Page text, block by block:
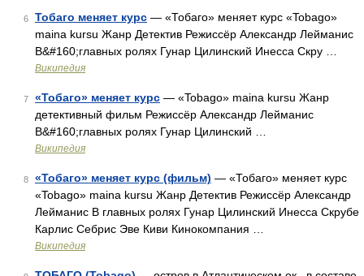
6 Тобаго меняет курс — «Тобаго» меняет курс «Tobago»
maina kursu Жанр Детектив Режиссёр Александр Лейманис
В&#160;главных ролях Гунар Цилинский Инесса Скру …
Википедия
7 «Тобаго» меняет курс — «Tobago» maina kursu Жанр
детективный фильм Режиссёр Александр Лейманис
В&#160;главных ролях Гунар Цилинский …
Википедия
8 «Тобаго» меняет курс (фильм) — «Тобаго» меняет курс
«Tobago» maina kursu Жанр Детектив Режиссёр Александр
Лейманис В главных ролях Гунар Цилинский Инесса Скрубе
Карлис Себрис Эве Киви Кинокомпания …
Википедия